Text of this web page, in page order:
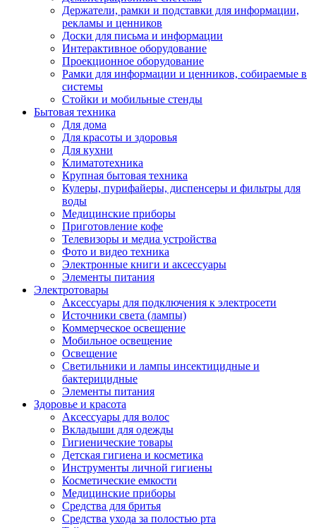
Держатели, рамки и подставки для информации,
рекламы и ценников
Доски для письма и информации
Интерактивное оборудование
Проекционное оборудование
Рамки для информации и ценников, собираемые в
системы
Стойки и мобильные стенды
Бытовая техника
Для дома
Для красоты и здоровья
Для кухни
Климатотехника
Крупная бытовая техника
Кулеры, пурифайеры, диспенсеры и фильтры для
воды
Медицинские приборы
Приготовление кофе
Телевизоры и медиа устройства
Фото и видео техника
Электронные книги и аксессуары
Элементы питания
Электротовары
Аксессуары для подключения к электросети
Источники света (лампы)
Коммерческое освещение
Мобильное освещение
Освещение
Светильники и лампы инсектицидные и
бактерицидные
Элементы питания
Здоровье и красота
Аксессуары для волос
Вкладыши для одежды
Гигиенические товары
Детская гигиена и косметика
Инструменты личной гигиены
Косметические емкости
Медицинские приборы
Средства для бритья
Средства ухода за полостью рта